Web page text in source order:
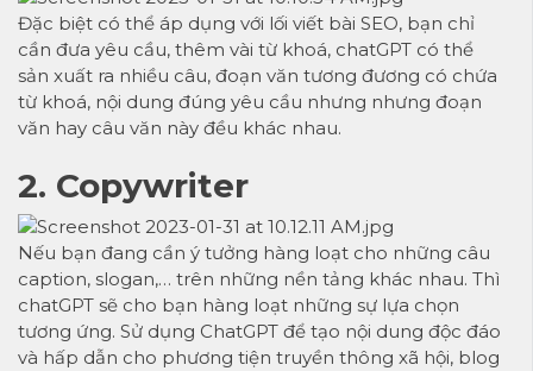
Đặc biệt có thể áp dụng với lối viết bài SEO, bạn chỉ
cần đưa yêu cầu, thêm vài từ khoá, chatGPT có thể
sản xuất ra nhiều câu, đoạn văn tương đương có chứa
từ khoá, nội dung đúng yêu cầu nhưng nhưng đoạn
văn hay câu văn này đều khác nhau.
2. Copywriter
Nếu bạn đang cần ý tưởng hàng loạt cho những câu
caption, slogan,… trên những nền tảng khác nhau. Thì
chatGPT sẽ cho bạn hàng loạt những sự lựa chọn
tương ứng. Sử dụng ChatGPT để tạo nội dung độc đáo
và hấp dẫn cho phương tiện truyền thông xã hội, blog